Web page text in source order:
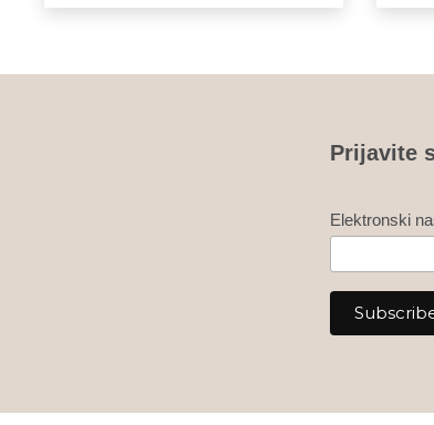
Prijavite
Elektronski